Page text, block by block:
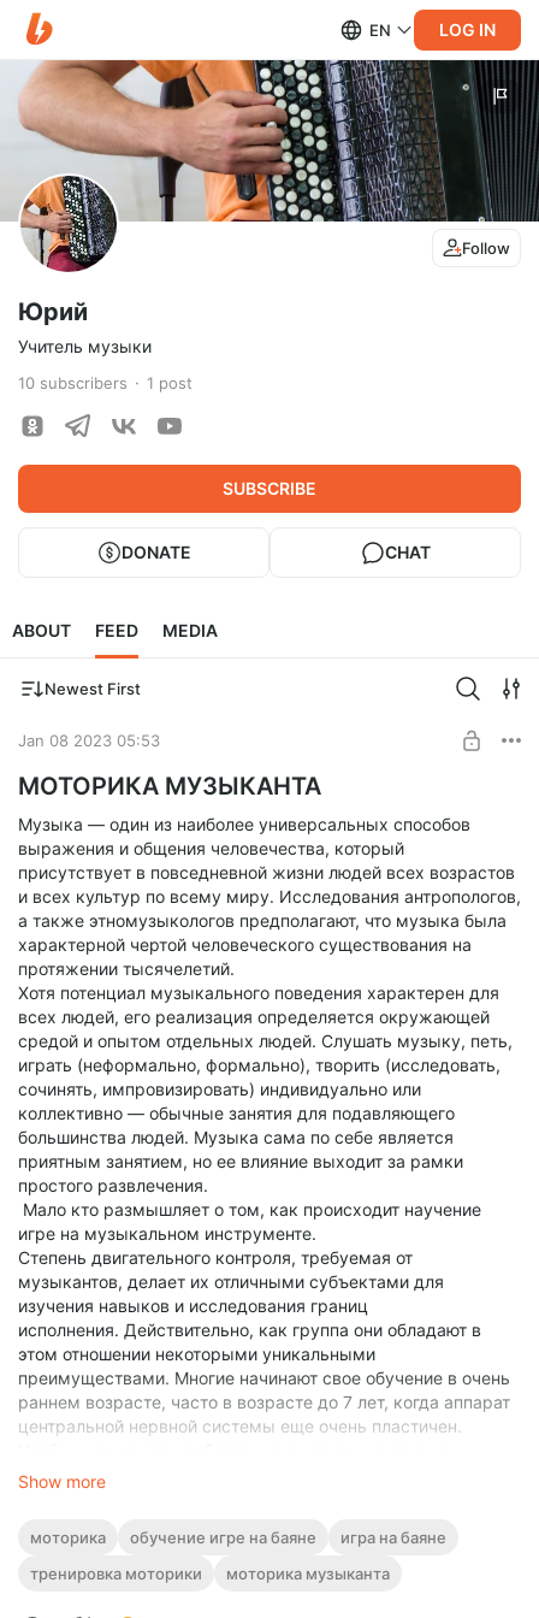
EN LOG IN
Follow
Юрий
Учитель музыки
10 subscribers 1 post
SUBSCRIBE
DONATE CHAT
ABOUT FEED MEDIA
Newest First
Jan 08 2023 05:53
МОТОРИКА МУЗЫКАНТА
Музыка — один из наиболее универсальных способов
выражения и общения человечества, который
присутствует в повседневной жизни людей всех возрастов
и всех культур по всему миру. Исследования антропологов,
а также этномузыкологов предполагают, что музыка была
характерной чертой человеческого существования на
протяжении тысячелетий.
Хотя потенциал музыкального поведения характерен для
всех людей, его реализация определяется окружающей
средой и опытом отдельных людей. Слушать музыку, петь,
играть (неформально, формально), творить (исследовать,
сочинять, импровизировать) индивидуально или
коллективно — обычные занятия для подавляющего
большинства людей. Музыка сама по себе является
приятным занятием, но ее влияние выходит за рамки
простого развлечения.
Мало кто размышляет о том, как происходит научение
игре на музыкальном инструменте.
Степень двигательного контроля, требуемая от
музыкантов, делает их отличными субъектами для
изучения навыков и исследования границ
исполнения. Действительно, как группа они обладают в
этом отношении некоторыми уникальными
преимуществами. Многие начинают свое обучение в очень
раннем возрасте, часто в возрасте до 7 лет, когда аппарат
центральной нервной системы еще очень пластичен.
моторные навыки должны оттачиваться многочасовыми
усталость, как правило, не является ограничивающим
фактором. Как следствие, интенсивные тренировки можно
Show more
моторика обучение игре на баяне
игра на баяне
тренировка моторики
моторика музыканта